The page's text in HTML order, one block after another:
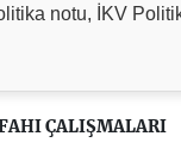
notu, İKV
ÇALIŞMALARI